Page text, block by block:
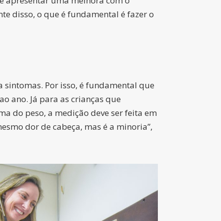
disso, o que é fundamental é fazer o
Por isso, é fundamental que
ano. Já para as crianças que
do peso, a medição deve ser feita em
dor de cabeça, mas é a minoria”,